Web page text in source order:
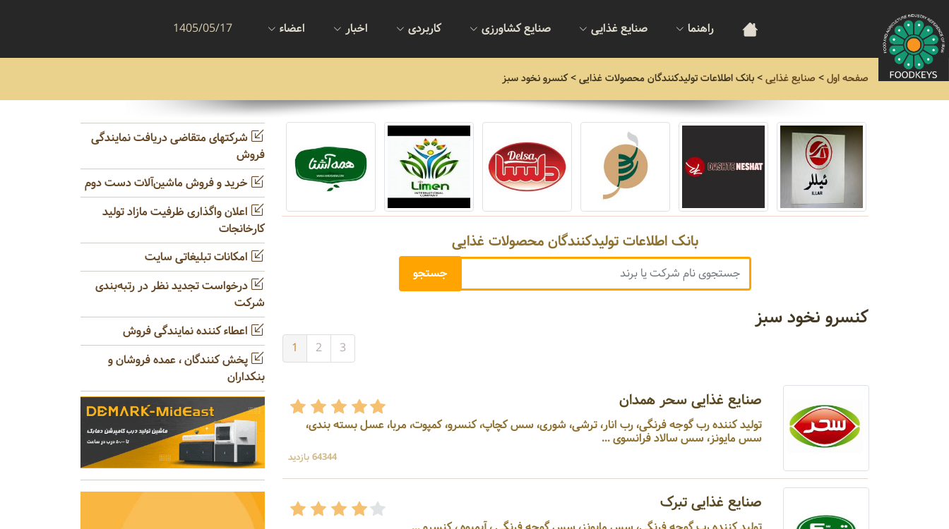
راهنما صنایع غذایی صنایع کشاورزی کاربردی اخبار اعضاء 1405/05/17
صفحه اول> صنایع غذایی>بانک اطلاعات تولیدکنندگان محصولات غذایی> کنسرو نخود سبز
بانک اطلاعات تولیدکنندگان محصولات غذایی
کنسرو نخود سبز
1 2 3
صنایع غذایی سحر همدان
تولید کننده رب گوجه فرنگی، رب انار، ترشی، شوری، سس کچاپ، کنسرو، کمپوت، مربا، عسل بسته بندی،
سس مایونز، سس سالاد فرانسوی ...
64344 بازدید
صنایع غذایی تبرک
شرکتهای متقاضی دریافت نمایندگی
فروش
خرید و فروش ماشین‌آلات دست دوم
اعلان واگذاری ظرفیت مازاد تولید
کارخانجات
امکانات تبلیغاتی سایت
درخواست تجدید نظر در رتبه‌بندی
شرکت
اعطاء کننده نمایندگی فروش
پخش کنندگان ، عمده فروشان و
بنکداران